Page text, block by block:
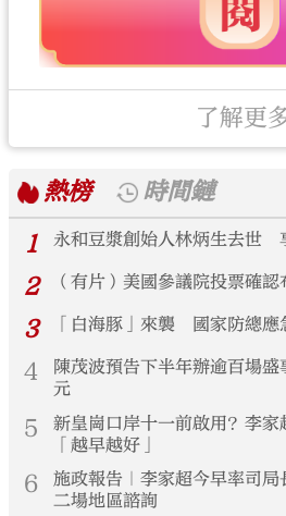
了解更
熱榜
時間鏈
1
永和豆漿創始人林炳生去世
2 （有片）美國參議院投票確
3 「白海豚」來襲 國家防總應
4
陳茂波預告下半年辦逾百場
元
5
新皇崗口岸十一前啟用？李
「越早越好」
6
施政報告｜李家超今早率司
二場地區諮詢